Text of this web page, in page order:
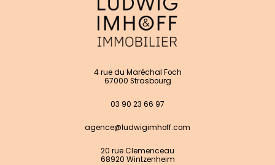
03 90 23 66 97
agence@ludwigimhoff.com
4 rue du Maréchal Foch
67000 Strasbourg
20 rue Clemenceau
68920 Wintzenheim